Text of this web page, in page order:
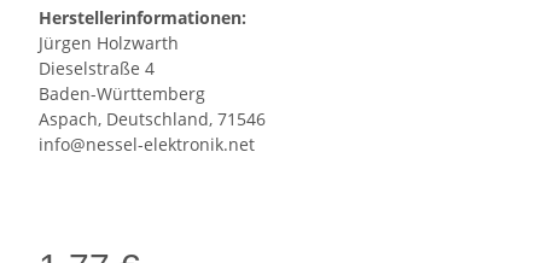
Herstellerinformationen:
Jürgen Holzwarth
Dieselstraße 4
Baden-Württemberg
Aspach, Deutschland, 71546
info@nessel-elektronik.net